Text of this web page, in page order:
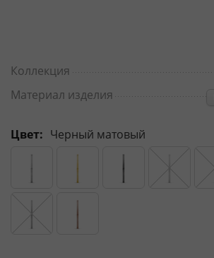
Коллекция
Материал изделия
Цвет: Черный матовый